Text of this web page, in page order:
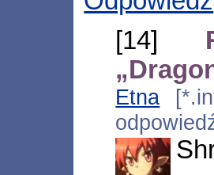
[14]
Etna